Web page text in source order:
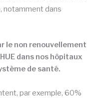
notamment dans
le non renouvellement
dans nos hôpitaux
de santé.
par exemple, 60%